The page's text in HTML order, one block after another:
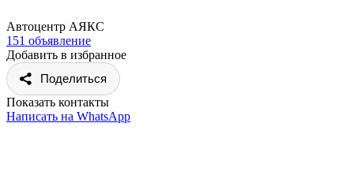
Автоцентр АЯКС
151 объявление
Добавить в избранное
Поделиться
Показать контакты
Написать на WhatsApp